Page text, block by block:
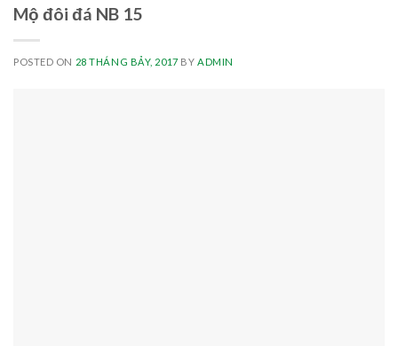
Mộ đôi đá NB 15
POSTED ON 28 THÁNG BẢY, 2017 BY ADMIN